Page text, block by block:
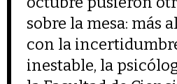
sobre la mesa: más
con la
inestable, la